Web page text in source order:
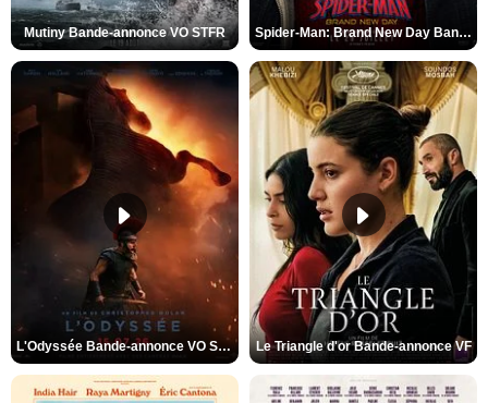
Mutiny Bande-annonce VO STFR Spider-Man: Brand New Day Bande-annonce VO STFR
L'Odyssée Bande-annonce VO STFR Le Triangle d'or Bande-annonce VF